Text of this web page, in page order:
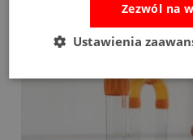
Zezwól na
Ustawienia